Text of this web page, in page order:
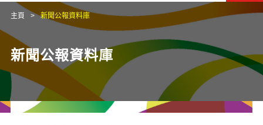
主頁 新聞公報資料庫
新聞公報資料庫